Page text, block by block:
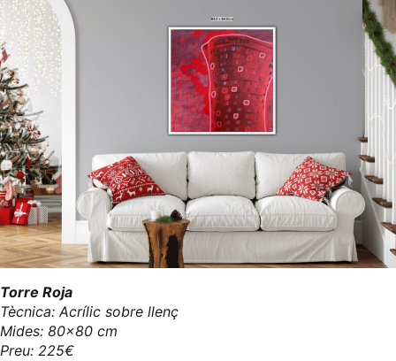
Torre Roja
Tècnica: Acrílic sobre llenç
Mides: 80x80 cm
Preu: 225€